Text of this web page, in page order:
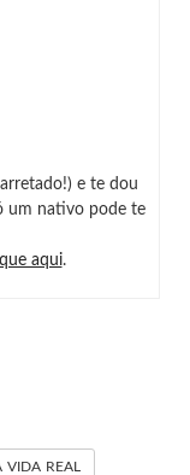
e te dou
um nativo pode te
aqui.
VIDA REAL